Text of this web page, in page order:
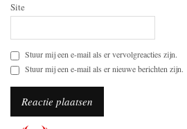
Site
Stuur mij een e-mail als er vervolgreacties zijn.
Stuur mij een e-mail als er nieuwe berichten zijn.